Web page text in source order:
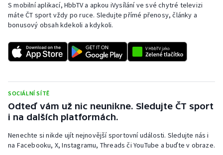
Rychlostní kanoistika
Short track
Sportovní střelba
Triatlon
Vodní slalom
S mobilní aplikací, HbbTV a apkou iVysílání ve své chytré televizi
máte ČT sport vždy po ruce. Sledujte přímé přenosy, články a
bonusový obsah kdekoli a kdykoli.
SOCIÁLNÍ SÍTĚ
Odteď vám už nic neunikne. Sledujte ČT sport
i na dalších platformách.
Nenechte si nikde ujít nejnovější sportovní události. Sledujte nás i
na Facebooku, X, Instagramu, Threads či YouTube a buďte v obraze.